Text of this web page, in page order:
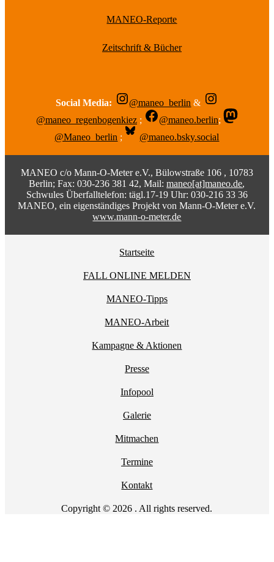
MANEO-Reporte
Zeitschrift & Bücher
Social Media: @maneo_berlin &
@maneo_regenbogenkiez ; @maneo.berlin;
@Maneo_berlin ; @maneo.bsky.social
MANEO c/o Mann-O-Meter e.V., Bülowstraße 106 , 10783
Berlin; Fax: 030-236 381 42, Mail:maneo[at]maneo.de,
Schwules Überfalltelefon: tägl.17-19 Uhr: 030-216 33 36
MANEO, ein eigenständiges Projekt von Mann-O-Meter e.V.
www.mann-o-meter.de
Startseite
FALL ONLINE MELDEN
MANEO-Tipps
MANEO-Arbeit
Kampagne & Aktionen
Presse
Infopool
Galerie
Mitmachen
Termine
Kontakt
Copyright © 2026 . All rights reserved.